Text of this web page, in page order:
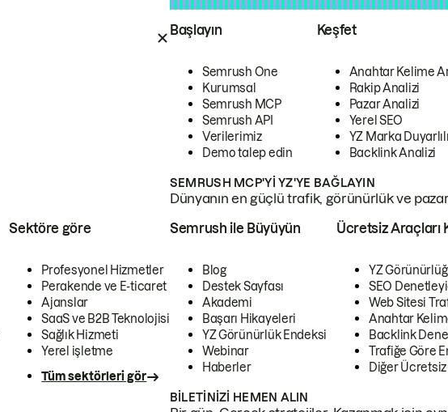
Başlayın
Semrush One
Kurumsal
Semrush MCP
Semrush API
Verilerimiz
Demo talep edin
Keşfet
Anahtar Kelime
Rakip Analizi
Pazar Analizi
Yerel SEO
YZ Marka
Backlink Analizi
SEMRUSH MCP'YI YZ'YE BAĞLAYIN
Dünyanın en güçlü trafik, görünürlük ve
Sektöre göre
Profesyonel Hizmetler
Perakende ve E-ticaret
Ajanslar
SaaS ve B2B Teknolojisi
Sağlık Hizmeti
Yerel işletme
Tüm sektörleri gör
Semrush ile Büyüyün
Blog
Destek Sayfası
Akademi
Başarı Hikayeleri
YZ Görünürlük Endeksi
Webinar
Haberler
Ücretsiz Araçları
YZ
SEO
Web Sitesi
Anahtar
Backlink
Trafiğe Göre
Diğer
BILETINIZI HEMEN ALIN